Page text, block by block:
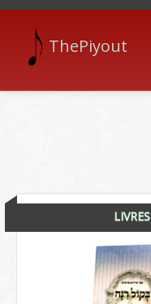
ThePiyout
LIVRES